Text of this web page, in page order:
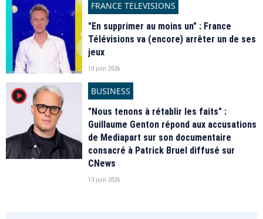
FRANCE TELEVISIONS
"En supprimer au moins un" : France
Télévisions va (encore) arrêter un de ses
jeux
10 juin 2026
player2
BUSINESS
"Nous tenons à rétablir les faits" :
Guillaume Genton répond aux accusations
de Mediapart sur son documentaire
consacré à Patrick Bruel diffusé sur
CNews
13 juin 2026